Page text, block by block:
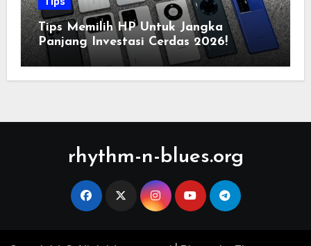
Tips Memilih HP Untuk Jangka
Panjang Investasi Cerdas 2026!
rhythm-n-blues.org